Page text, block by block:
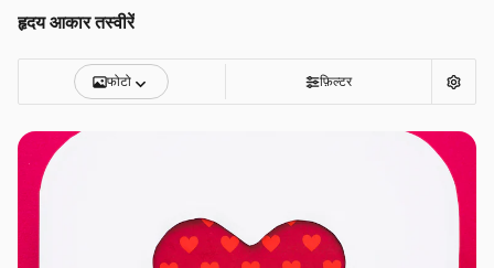
हृदय आकार तस्वीरें
फोटो फ़िल्टर